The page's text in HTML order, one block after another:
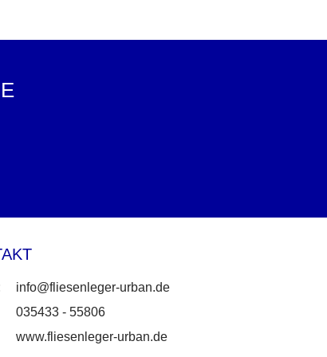
info@fliesenleger-urban.de
035433 - 55806
www.fliesenleger-urban.de